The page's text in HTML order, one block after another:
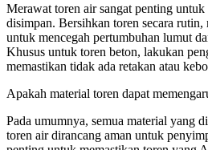
Merawat toren air sangat penting
disimpan. Bersihkan toren secara rutin,
untuk mencegah pertumbuhan lumut
Khusus untuk toren beton, lakukan
memastikan tidak ada retakan atau
Apakah material toren dapat
Pada umumnya, semua material yang
toren air dirancang aman untuk